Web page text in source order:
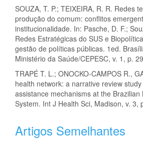
SOUZA, T. P.; TEIXEIRA, R. R. Redes
produção do comum: conflitos
institucionalidade. In: Pasche, D. F.;
Redes Estratégicas do SUS e
gestão de políticas públicas. 1ed.
Ministério da Saúde/CEPESC, v. 1, p.
TRAPÉ T. L.; ONOCKO-CAMPOS R.,
health network: a narrative review
assistance mechanisms at the Brazilian
System. Int J Health Sci, Madison, v. 3,
Artigos Semelhantes